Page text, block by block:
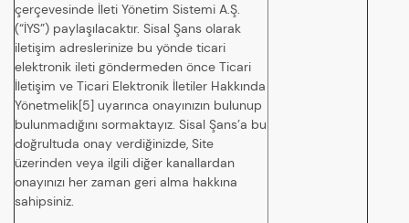
çerçevesinde İleti Yönetim Sistemi A.Ş.
(“İYS”) paylaşılacaktır. Sisal Şans olarak
iletişim adreslerinize bu yönde ticari
elektronik ileti göndermeden önce Ticari
İletişim ve Ticari Elektronik İletiler Hakkında
Yönetmelik[5] uyarınca onayınızın bulunup
bulunmadığını sormaktayız. Sisal Şans’a bu
doğrultuda onay verdiğinizde, Site
üzerinden veya ilgili diğer kanallardan
onayınızı her zaman geri alma hakkına
sahipsiniz.